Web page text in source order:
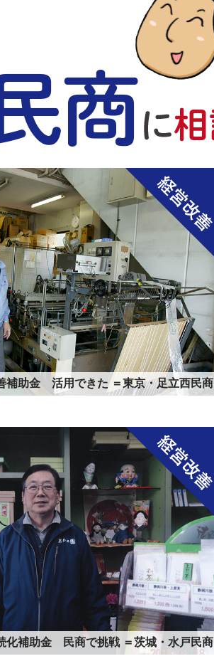
補助金 活用できた ＝東京・足立西民商
化補助金 民商で挑戦 ＝茨城・水戸民商